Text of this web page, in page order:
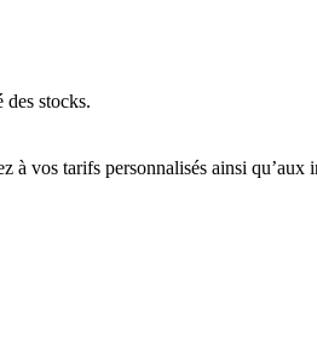
stocks.
à vos tarifs personnalisés ainsi qu’aux